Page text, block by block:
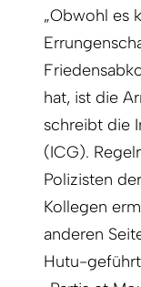
„Obwohl es
hat, ist die
schreibt die
(ICG).
Polizisten
Kollegen
anderen
Hutu-